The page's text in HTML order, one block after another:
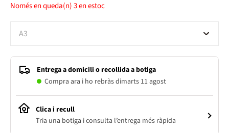
Només en queda(n)3en estoc
A3
Entrega a domicili o recollida a botiga
Compra ara i ho rebràs dimarts 11 agost
Clica i recull
Tria una botiga i consulta l’entrega més ràpida